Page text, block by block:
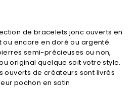
de bracelets jonc ouverts en
ou encore en doré ou argenté.
semi-précieuses ou non,
original quelque soit votre style.
ouverts de créateurs sont livrés
pochon en satin.